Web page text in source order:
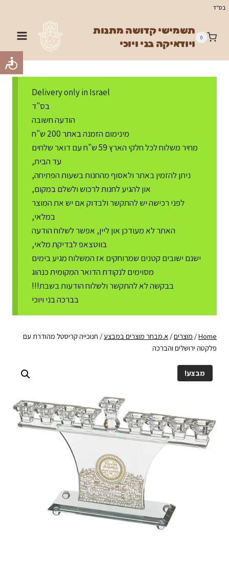
Skip
content
בס"ד
0
תשמישי קדושה מתנות
ויודאיקה בני ויוכי
Delivery only in Israel
בס"ד
הודעה חשובה
מינימום הזמנה באתר 200 ש"ח
מחיר משלוח לכל חלקי הארץ 59 ש"ח עם דואר שלחים
עד הבית,
ניתן להזמין באתר ולאסוף מהחנות בשעות הפתיחה,
און להגיע לחנות לרכוש ולשלם במקום,
לפני רכישה יש להתקשר ולבדוק אם יש את המוצר
במלאי,
האתר לא מעודכן און ליין, אפשר לשלוח הודעה
בווטצאפ לבדיקת מלאי,
ישנם ישובים קטנים שמרוחקים אז המשלוח מגיע בימים
מסוימים לנקודת הדואר המקומית כנהוג
בבקשה לא להתקשר ולשלוח הודעות בשבת!!!
בברכה בני ויוכי
Home
/ מוצרים/ א.מבחר מוצרים במבצע / חנוכייה קריסטל מהודרת עם
פלקטה ירושלים והברכה
מבצע!